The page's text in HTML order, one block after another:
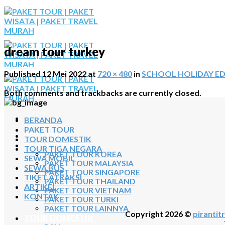
Skip
to
content
BERANDA
PAKET TOUR
PAKET TOUR KOREA
PAKET TOUR MALAYSIA
PAKET TOUR SINGAPORE
PAKET TOUR THAILAND
PAKET TOUR VIETNAM
PAKET TOUR TURKI
PAKET TOUR LAINNYA
dream tour turkey
Published 12 Mei 2022 at 720 × 480 in SCHOOL HOLIDAY
Both comments and trackbacks are currently closed.
BERANDA
PAKET TOUR
TOUR DOMESTIK
TOUR TIGA NEGARA
SEWA MOBIL
SEWA BUS
TIKET ATRAKSI
ARTIKEL
KONTAK
Copyright 2026 ©